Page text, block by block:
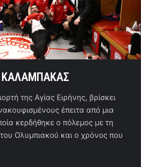
ΚΑΛΑΜΠΑΚΑΣ
της Αγίας Ειρήνης, βρίσκει
έπειτα από μια
κερδήθηκε ο πόλεμος με τη
Ολυμπιακού και ο χρόνος που